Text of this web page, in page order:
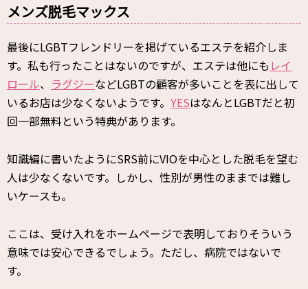
メンズ脱毛マックス
最後にLGBTフレンドリーを掲げているエステを紹介しま
す。私も行ったことはないのですが、エステは他にも レイ
ロール、 ラグジーなどLGBTの顧客が多いことを表に出して
いるお店は少なくないようです。 YESはなんとLGBTだと初
回一部無料という特典があります。
知識編に書いたようにSRS前にVIOを中心とした脱毛を望む
人は少なくないです。しかし、性別が男性のままでは難し
いケースも。
ここは、受け入れをホームページで表明しておりそういう
意味では安心できるでしょう。ただし、病院ではないで
す。